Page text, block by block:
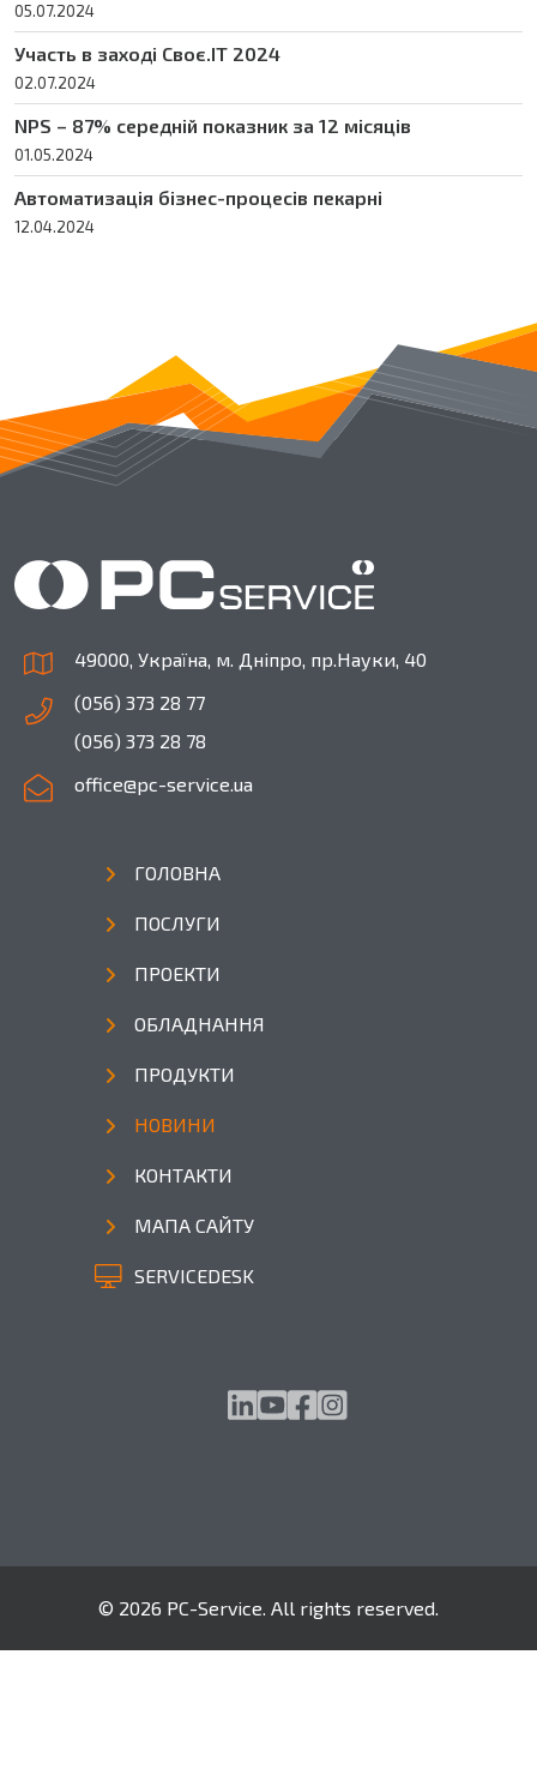
05.07.2024
Участь в заході Своє.IT 2024
02.07.2024
NPS – 87% середній показник за 12 місяців
01.05.2024
Автоматизація бізнес-процесів пекарні
12.04.2024
49000, Україна, м. Дніпро, пр.Науки, 40
(056) 373 28 77
(056) 373 28 78
office@pc-service.ua
ГОЛОВНА
ПОСЛУГИ
ПРОЕКТИ
ОБЛАДНАННЯ
ПРОДУКТИ
НОВИНИ
КОНТАКТИ
МАПА САЙТУ
SERVICEDESK
© 2026 PC-Service. All rights reserved.